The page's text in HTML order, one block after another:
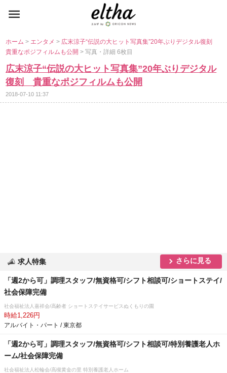
ホーム> エンタメ> 広末涼子“伝説の大ヒット写真集”20年ぶりデジタル復刻
貴重なポジフィルムも公開> 写真・詳細 6枚目
広末涼子“伝説の大ヒット写真集”20年ぶりデジタル
復刻 貴重なポジフィルムも公開
2018-07-10 11:37
求人特集 さらに見る
「週2から可」調理スタッフ/無資格可/シフト相談可/ショートステイ/
社会保障完備
社会福祉法人嘉祥会/高齢者 ショートステイサービスぬくもりの園
時給1,226円
アルバイト・パート / 東京都
「週2から可」調理スタッフ/無資格可/シフト相談可/特別養護老人ホ
ーム/社会保障完備
社会福祉法人松輪会/高槻黄金の里 特別養護老人ホーム